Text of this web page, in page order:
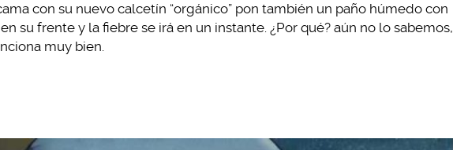
con su nuevo calcetín “orgánico” pon también un paño húmedo con
su frente y la fiebre se irá en un instante. ¿Por qué? aún no lo sabemos,
muy bien.